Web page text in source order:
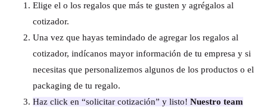
Elige el o los regalos que más te gusten y agrégalos al
cotizador.
Una vez que hayas temindado de agregar los regalos al
cotizador, indícanos mayor información de tu empresa y si
necesitas que personalizemos algunos de los productos o el
packaging de tu regalo.
Haz click en “solicitar cotización” y listo! Nuestro team